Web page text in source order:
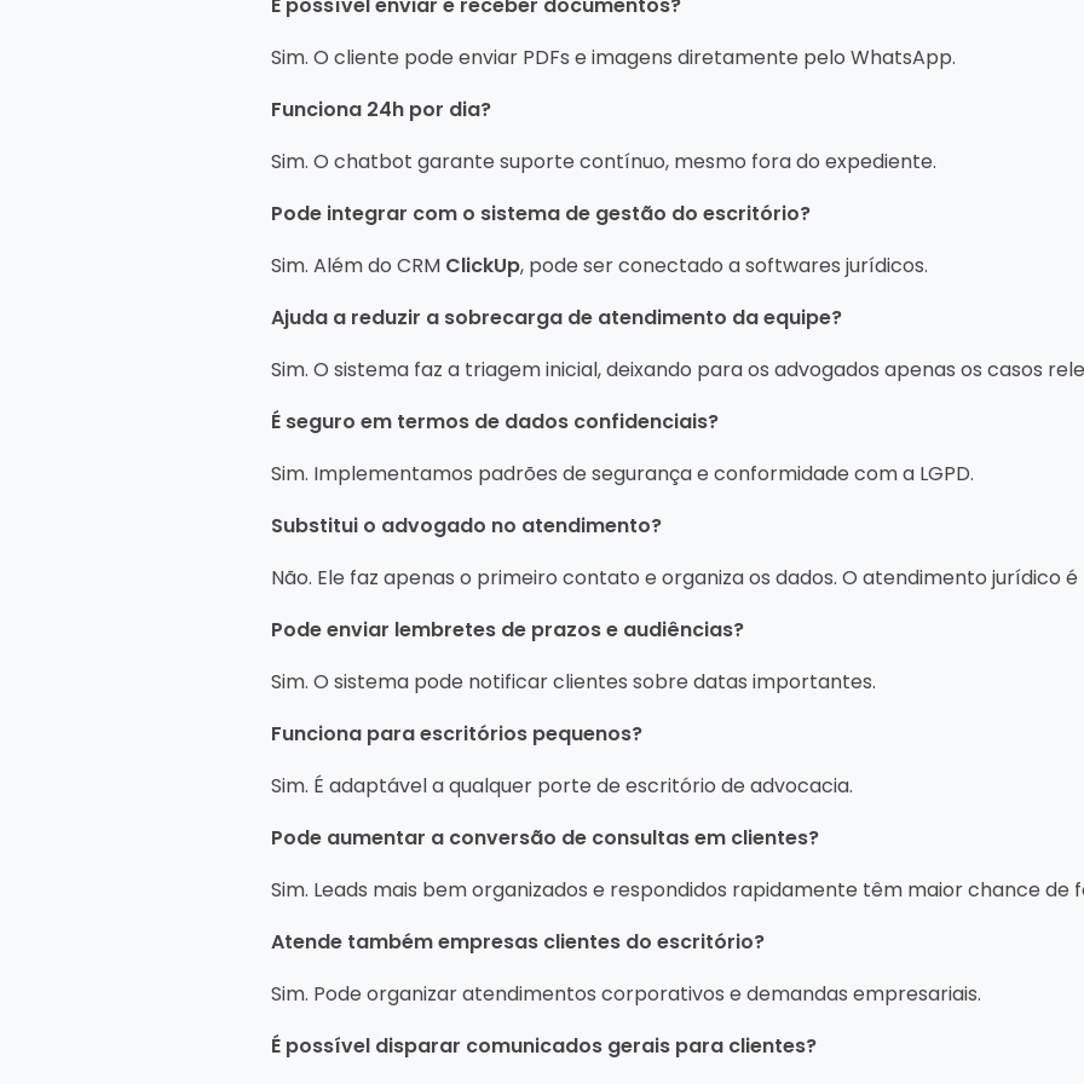
Sim. O cliente pode enviar PDFs e imagens diretamente pelo WhatsApp.
Funciona 24h por dia?
Sim. O chatbot garante suporte contínuo, mesmo fora do expediente.
Pode integrar com o sistema de gestão do escritório?
Sim. Além do CRM ClickUp, pode ser conectado a softwares jurídicos.
Ajuda a reduzir a sobrecarga de atendimento da equipe?
Sim. O sistema faz a triagem inicial, deixando para os advogados apenas os casos
É seguro em termos de dados confidenciais?
Sim. Implementamos padrões de segurança e conformidade com a LGPD.
Substitui o advogado no atendimento?
Não. Ele faz apenas o primeiro contato e organiza os dados. O atendimento jurídico
Pode enviar lembretes de prazos e audiências?
Sim. O sistema pode notificar clientes sobre datas importantes.
Funciona para escritórios pequenos?
Sim. É adaptável a qualquer porte de escritório de advocacia.
Pode aumentar a conversão de consultas em clientes?
Sim. Leads mais bem organizados e respondidos rapidamente têm maior chance
Atende também empresas clientes do escritório?
Sim. Pode organizar atendimentos corporativos e demandas empresariais.
É possível disparar comunicados gerais para clientes?